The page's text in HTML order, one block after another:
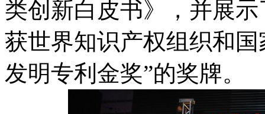
类创新白皮书》，并展
获世界知识产权组织和
发明专利金奖”的奖牌。